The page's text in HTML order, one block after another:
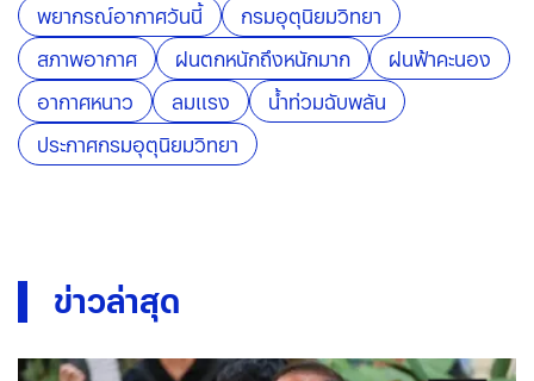
พยากรณ์อากาศวันนี้
กรมอุตุนิยมวิทยา
สภาพอากาศ
ฝนตกหนักถึงหนักมาก
ฝนฟ้าคะนอง
อากาศหนาว
ลมแรง
น้ำท่วมฉับพลัน
ประกาศกรมอุตุนิยมวิทยา
ข่าวล่าสุด